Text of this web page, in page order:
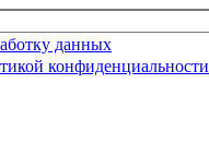
данных
конфиденциальности